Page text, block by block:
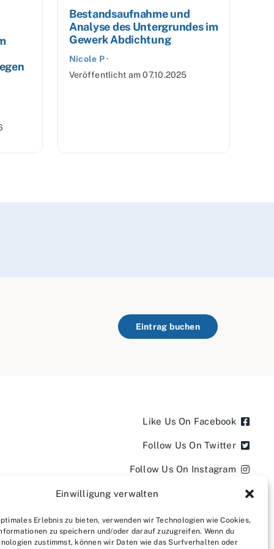
Einwilligung verwalten
Erlebnis zu bieten, verwenden wir Technologien wie Cookies,
zu speichern und/oder darauf zuzugreifen. Wenn du
zustimmst, können wir Daten wie das Surfverhalten oder
Bestandsaufnahme und
Analyse des Untergrundes im
Gewerk Abdichtung
Nicole P·
Veröffentlicht am07.10.2025
Eintrag buchen
Like Us On Facebook
Follow Us On Twitter
Follow Us On Instagram
Follow Us On LinkedIn
Follow us on YouTube
Follow us on Pinterest